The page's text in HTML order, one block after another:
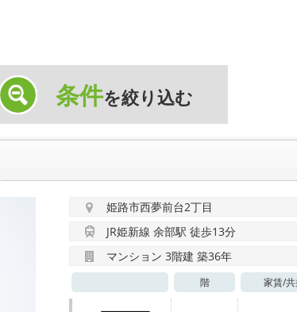
条件を絞り込む
姫路市西夢前台2丁目
JR姫新線 余部駅 徒歩13分
マンション 3階建 築36年
階 家賃/